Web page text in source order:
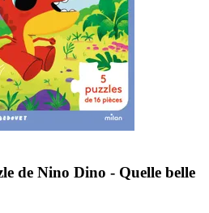
de Nino Dino - Quelle belle